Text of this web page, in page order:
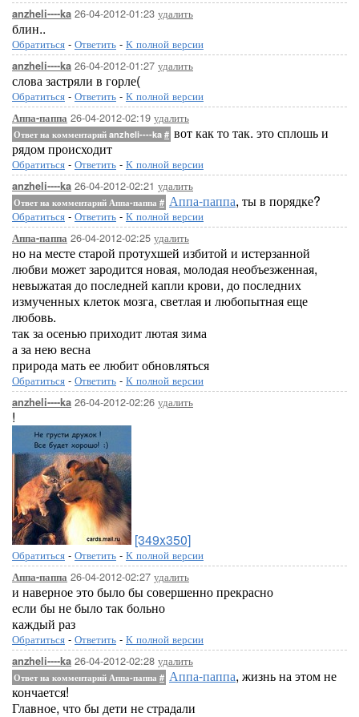
anzheli----ka 26-04-2012-01:23 удалить
блин..
Обратиться - Ответить - К полной версии
anzheli----ka 26-04-2012-01:27 удалить
слова застряли в горле(
Обратиться - Ответить - К полной версии
Аппа-паппа 26-04-2012-02:19 удалить
Ответ на комментарий anzheli----ka # вот как то так. это сплошь и
рядом происходит
Обратиться - Ответить - К полной версии
anzheli----ka 26-04-2012-02:21 удалить
Ответ на комментарий Аппа-паппа # Аппа-паппа, ты в порядке?
Обратиться - Ответить - К полной версии
Аппа-паппа 26-04-2012-02:25 удалить
но на месте старой протухшей избитой и истерзанной
любви может зародится новая, молодая необъезженная,
невыжатая до последней капли крови, до последних
измученных клеток мозга, светлая и любопытная еще
любовь.
так за осенью приходит лютая зима
а за нею весна
природа мать ее любит обновляться
Обратиться - Ответить - К полной версии
anzheli----ka 26-04-2012-02:26 удалить
!
[349x350]
Обратиться - Ответить - К полной версии
Аппа-паппа 26-04-2012-02:27 удалить
и наверное это было бы совершенно прекрасно
если бы не было так больно
каждый раз
Обратиться - Ответить - К полной версии
anzheli----ka 26-04-2012-02:28 удалить
Ответ на комментарий Аппа-паппа # Аппа-паппа, жизнь на этом не
кончается!
Главное, что бы дети не страдали